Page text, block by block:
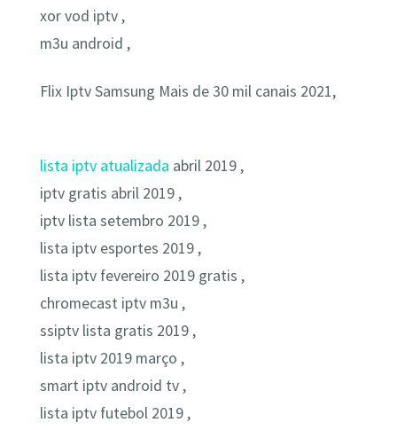
xor vod iptv ,
m3u android ,
Flix Iptv Samsung Mais de 30 mil canais 2021,
lista iptv atualizada abril 2019 ,
iptv gratis abril 2019 ,
iptv lista setembro 2019 ,
lista iptv esportes 2019 ,
lista iptv fevereiro 2019 gratis ,
chromecast iptv m3u ,
ssiptv lista gratis 2019 ,
lista iptv 2019 março ,
smart iptv android tv ,
lista iptv futebol 2019 ,